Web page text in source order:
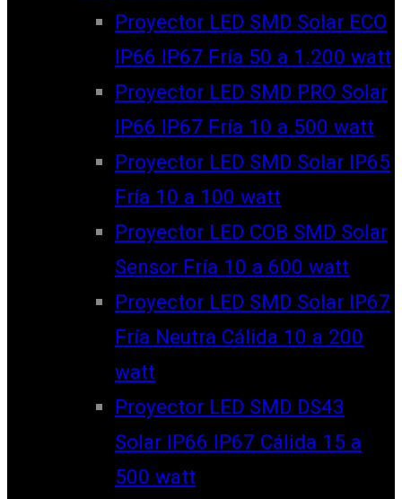
Proyector LED SMD Solar ECO
IP66 IP67 Fría 50 a 1.200 watt
Proyector LED SMD PRO Solar
IP66 IP67 Fría 10 a 500 watt
Proyector LED SMD Solar IP65
Fría 10 a 100 watt
Proyector LED COB SMD Solar
Sensor Fría 10 a 600 watt
Proyector LED SMD Solar IP67
Fría Neutra Cálida 10 a 200
watt
Proyector LED SMD DS43
Solar IP66 IP67 Cálida 15 a
500 watt